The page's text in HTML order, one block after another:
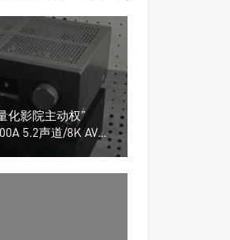
化影院主动权”
5.2声道/8K AV放